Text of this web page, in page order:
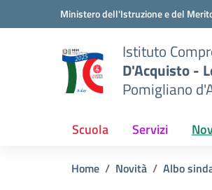
Vai ai contenuti
Vai al menu di navigazioneMinistero dell'Istruzione e del
Istituto
D'Acquisto -
Pomigliano
Scuola Servizi
Home Novità Albo